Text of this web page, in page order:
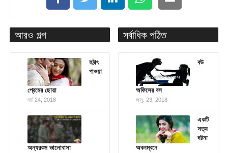
আরও গল্প
হঠাৎ
পাওয়া
প্রেমের ছোয়া
মার্চ 24, 2018
অন্যরকম ভালোবাসা
সর্বাধিক পঠিত
বউ
অফিসের বস
জানু. 23, 2018
একটি
সত্য
ঘটনা
অবলম্বনে